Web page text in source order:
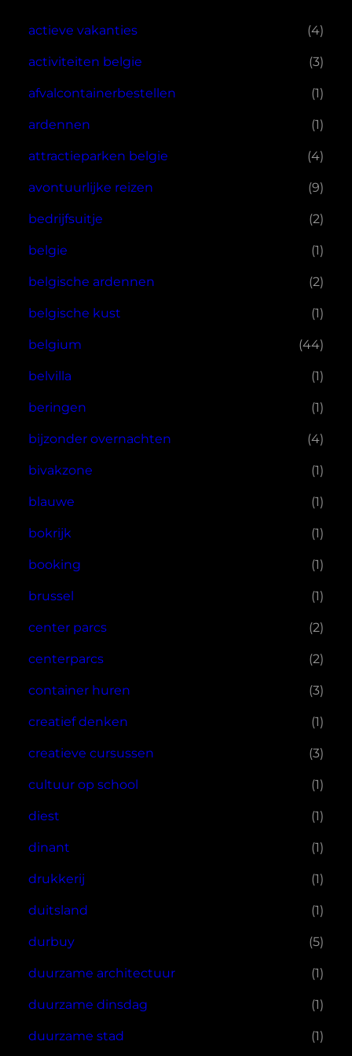
actieve vakanties (4)
activiteiten belgie (3)
afvalcontainerbestellen (1)
ardennen (1)
attractieparken belgie (4)
avontuurlijke reizen (9)
bedrijfsuitje (2)
belgie (1)
belgische ardennen (2)
belgische kust (1)
belgium (44)
belvilla (1)
beringen (1)
bijzonder overnachten (4)
bivakzone (1)
blauwe (1)
bokrijk (1)
booking (1)
brussel (1)
center parcs (2)
centerparcs (2)
container huren (3)
creatief denken (1)
creatieve cursussen (3)
cultuur op school (1)
diest (1)
dinant (1)
drukkerij (1)
duitsland (1)
durbuy (5)
duurzame architectuur (1)
duurzame dinsdag (1)
duurzame stad (1)